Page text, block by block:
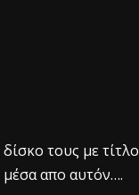
τους με τίτλο
απο αυτόν….